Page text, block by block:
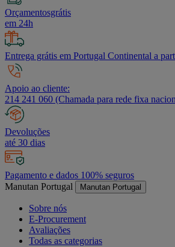
Orçamentosgrátis
em 24h
Entrega grátis em Portugal Continental a
Apoio ao cliente:
214 241 060 (Chamada para rede fixa
Devoluções
até 30 dias
Pagamento e dados 100% seguros
Manutan Portugal
Manutan Portugal
Sobre nós
E-Procurement
Avaliações
Todas as categorias